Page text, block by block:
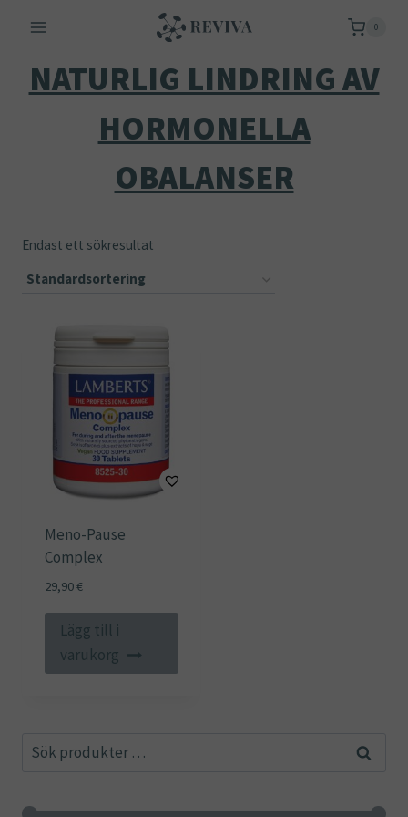
0
NATURLIG LINDRING AV
HORMONELLA
OBALANSER
Endast ett sökresultat
Meno-Pause
Complex
29,90€
Lägg till i
varukorg
Sök
Sök